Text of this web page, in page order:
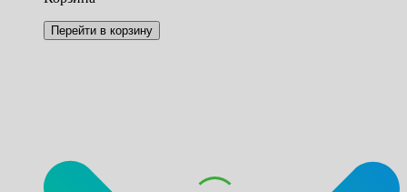
Перейти в корзину